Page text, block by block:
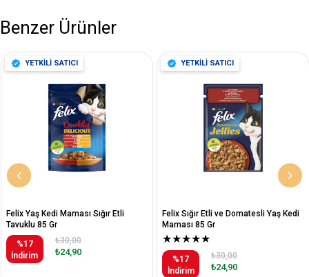
Benzer Ürünler
Felix Yaş Kedi Maması Sığır Etli
Tavuklu 85 Gr
%17
İndirim
₺24,90
₺30,00
YETKİLİ SATICI
Felix Sığır Etli ve Domatesli Yaş Kedi
Maması 85 Gr
★★★★★
%17
İndirim
₺24,90
₺30,00
YETKİLİ SATICI